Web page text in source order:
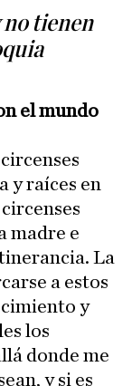
no tienen
el mundo
y raíces en
madre e
La
a estos
y
los
donde me
y si es